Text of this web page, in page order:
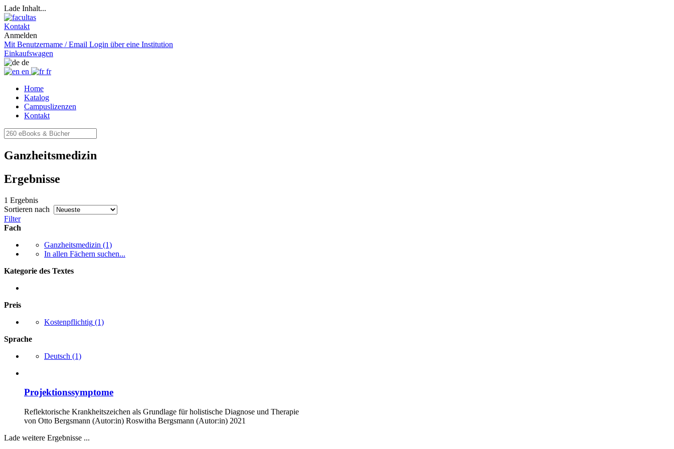
Lade Inhalt...
Kontakt
Anmelden
Mit Benutzername / Email Login über eine Institution
Einkaufswagen
de
en
fr
Home
Katalog
Campuslizenzen
Kontakt
Ganzheitsmedizin
Ergebnisse
1 Ergebnis
Sortieren nach
Filter
Fach
Ganzheitsmedizin (1)
In allen Fächern suchen...
Kategorie des Textes
Preis
Kostenpflichtig (1)
Sprache
Deutsch (1)
Projektionssymptome
Reflektorische Krankheitszeichen als Grundlage für holistische Diagnose und Therapie
von Otto Bergsmann (Autor:in) Roswitha Bergsmann (Autor:in) 2021
Lade weitere Ergebnisse ...